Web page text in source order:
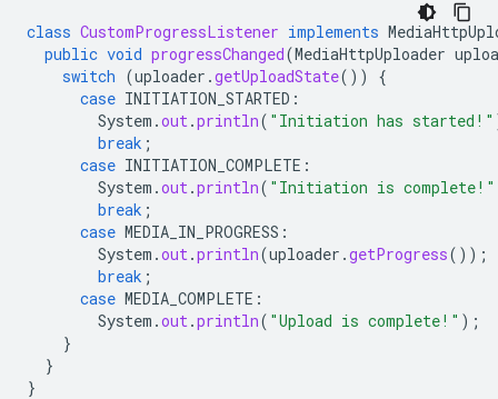
class CustomProgressListener implements
public void progressChanged(MediaHttpUploader
switch (uploader .getUploadState())
{
case INITIATION_STARTED :
System .out.println( "Initiation has started!"
break ;
case INITIATION_COMPLETE :
System .out.println( "Initiation is complete!"
break ;
case MEDIA_IN_PROGRESS :
System .out.println(uploader .getProgress());
break ;
case MEDIA_COMPLETE :
System .out.println( "Upload is complete!" );
}
}
}